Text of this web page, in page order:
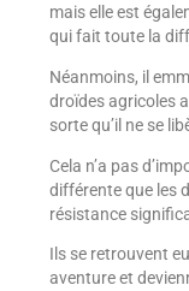
mais elle est
qui fait toute la
Néanmoins, il
droïdes agricoles
sorte qu’il ne se
Cela n’a pas
différente que les
résistance
Ils se retrouvent
aventure et